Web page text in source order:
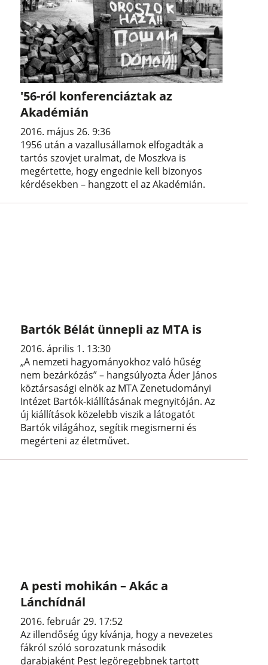
'56-ról konferenciáztak az
Akadémián
2016. május 26. 9:36
1956 után a vazallusállamok elfogadták a
tartós szovjet uralmat, de Moszkva is
megértette, hogy engednie kell bizonyos
kérdésekben – hangzott el az Akadémián.
Bartók Bélát ünnepli az MTA is
2016. április 1. 13:30
„A nemzeti hagyományokhoz való hűség
nem bezárkózás” – hangsúlyozta Áder János
köztársasági elnök az MTA Zenetudományi
Intézet Bartók-kiállításának megnyitóján. Az
új kiállítások közelebb viszik a látogatót
Bartók világához, segítik megismerni és
megérteni az életművet.
A pesti mohikán – Akác a
Lánchídnál
2016. február 29. 17:52
Az illendőség úgy kívánja, hogy a nevezetes
fákról szóló sorozatunk második
darabjaként Pest legöregebbnek tartott